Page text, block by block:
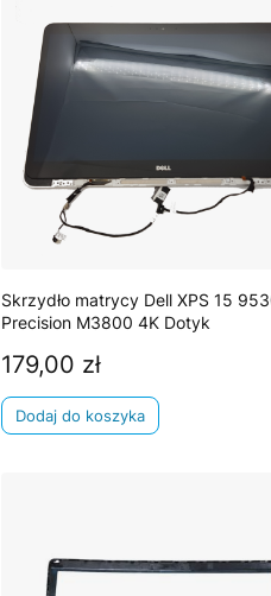
Skrzydło matrycy Dell XPS 15
Precision M3800 4K Dotyk
Cena
179,00 zł
Dodaj do koszyka